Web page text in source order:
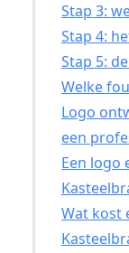
Stap 3:
Stap 4:
Stap 5:
Welke
Logo
een
Een logo
Wat kost